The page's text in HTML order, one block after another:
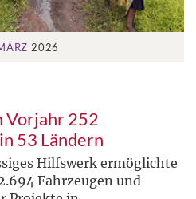
2026
Vorjahr 252
53 Ländern
Hilfswerk ermöglichte
Fahrzeugen und